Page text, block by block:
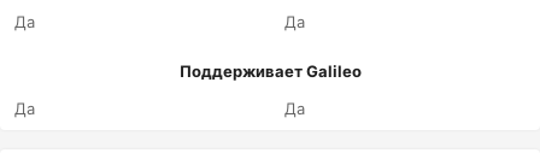
Да
Да
Поддерживает Galileo
Да
Да